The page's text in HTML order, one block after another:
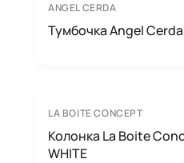
ANGEL CERDA
Тумбочка Angel Cerda
LA BOITE CONCEPT
Колонка La Boite
WHITE